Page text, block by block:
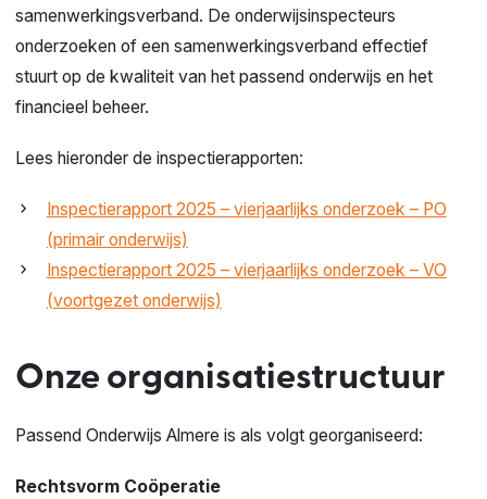
samenwerkingsverband. De onderwijsinspecteurs
onderzoeken of een samenwerkingsverband effectief
stuurt op de kwaliteit van het passend onderwijs en het
financieel beheer.
Lees hieronder de inspectierapporten:
Inspectierapport 2025 – vierjaarlijks onderzoek – PO
(primair onderwijs)
Inspectierapport 2025 – vierjaarlijks onderzoek – VO
(voortgezet onderwijs)
Onze organisatiestructuur
Passend Onderwijs Almere is als volgt georganiseerd:
Rechtsvorm Coöperatie